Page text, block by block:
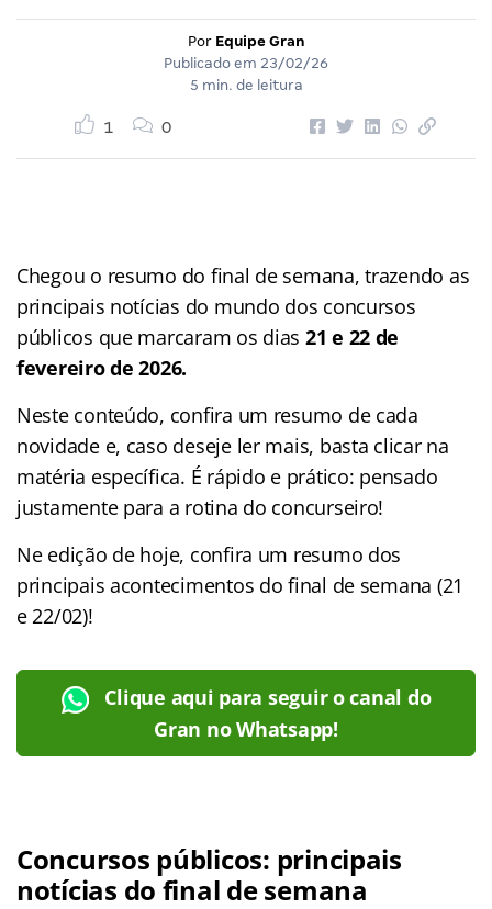
Por Equipe Gran
Publicado em 23/02/26
5 min. de leitura
1 0
Chegou o resumo do final de semana, trazendo as
principais notícias do mundo dos concursos
públicos que marcaram os dias 21 e 22 de
fevereiro de 2026.
Neste conteúdo, confira um resumo de cada
novidade e, caso deseje ler mais, basta clicar na
matéria específica. É rápido e prático: pensado
justamente para a rotina do concurseiro!
Ne edição de hoje, confira um resumo dos
principais acontecimentos do final de semana (21
e 22/02)!
Clique aqui para seguir o canal do
Gran no Whatsapp!
Concursos públicos: principais
notícias do final de semana